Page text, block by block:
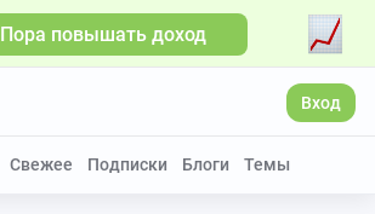
Пора повышать доход
Вход
Свежее Подписки Блоги Темы